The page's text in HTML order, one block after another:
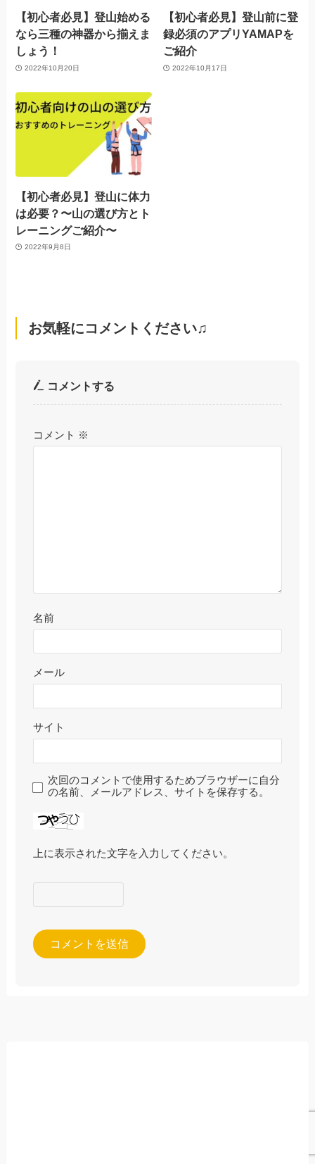
【初心者必見】登山始める
なら三種の神器から揃えま
しょう！
2022年10月20日
【初心者必見】登山前に登
録必須のアプリYAMAPを
ご紹介
2022年10月17日
【初心者必見】登山に体力
は必要？〜山の選び方とト
レーニングご紹介〜
2022年9月8日
お気軽にコメントください♫
コメントする
コメント ※
名前
メール
サイト
次回のコメントで使用するためブラウザーに自分
の名前、メールアドレス、サイトを保存する。
上に表示された文字を入力してください。